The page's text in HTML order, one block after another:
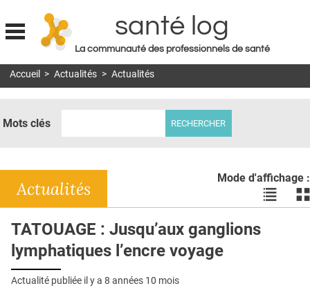
Jump to navigation
santé log
La communauté des professionnels de santé
MON COMPTE
DOSSIERS
RÉSEAUX
E-REVUE SAD
THÉMA
Accueil > Actualités > Actualités
Mots clés
Mode d'affichage :
Voir
les
les
Actualités
TATOUAGE : Jusqu’aux ganglions
lymphatiques l’encre voyage
Actualité publiée il y a 8 années 10 mois